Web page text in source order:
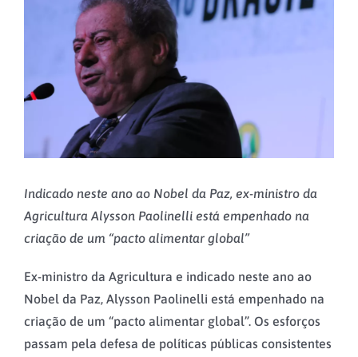
Indicado neste ano ao Nobel da Paz, ex-ministro da
Agricultura Alysson Paolinelli está empenhado na
criação de um “pacto alimentar global”
Ex-ministro da Agricultura e indicado neste ano ao
Nobel da Paz, Alysson Paolinelli está empenhado na
criação de um “pacto alimentar global”. Os esforços
passam pela defesa de políticas públicas consistentes